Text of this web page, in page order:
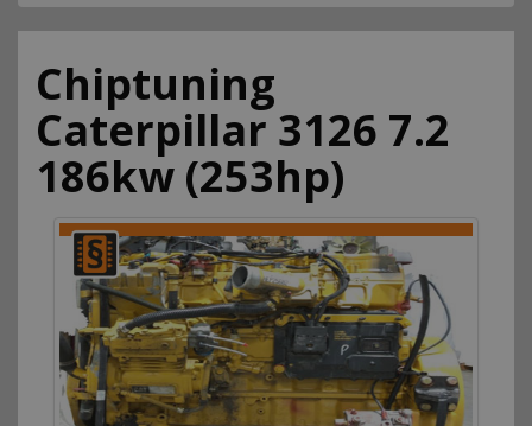
Chiptuning
Caterpillar 3126 7.2
186kw (253hp)